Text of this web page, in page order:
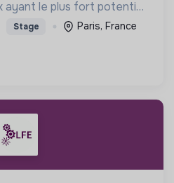
ayant le plus fort potentiel
dans plus de 90
Stage
Paris, France